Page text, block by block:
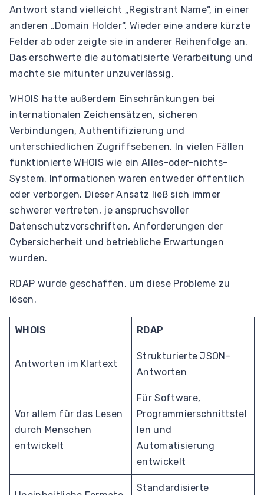
Antwort stand vielleicht „Registrant Name“, in einer
anderen „Domain Holder“. Wieder eine andere kürzte
Felder ab oder zeigte sie in anderer Reihenfolge an.
Das erschwerte die automatisierte Verarbeitung und
machte sie mitunter unzuverlässig.
WHOIS hatte außerdem Einschränkungen bei
internationalen Zeichensätzen, sicheren
Verbindungen, Authentifizierung und
unterschiedlichen Zugriffsebenen. In vielen Fällen
funktionierte WHOIS wie ein Alles-oder-nichts-
System. Informationen waren entweder öffentlich
oder verborgen. Dieser Ansatz ließ sich immer
schwerer vertreten, je anspruchsvoller
Datenschutzvorschriften, Anforderungen der
Cybersicherheit und betriebliche Erwartungen
wurden.
RDAP wurde geschaffen, um diese Probleme zu
lösen.
WHOIS RDAP
Antworten im Klartext
Strukturierte JSON-
Antworten
Vor allem für das Lesen
durch Menschen
entwickelt
Für Software,
Programmierschnittstel
len und
Automatisierung
entwickelt
Standardisierte